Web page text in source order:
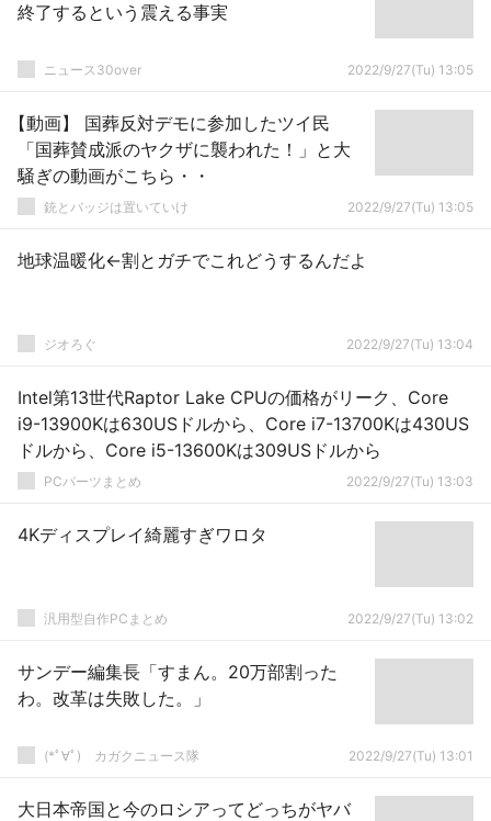
終了するという震える事実
ニュース30over 2022/9/27(Tu) 13:05
【動画】 国葬反対デモに参加したツイ民
「国葬賛成派のヤクザに襲われた！」と大
騒ぎの動画がこちら・・
銃とバッジは置いていけ 2022/9/27(Tu) 13:05
地球温暖化←割とガチでこれどうするんだよ
ジオろぐ 2022/9/27(Tu) 13:04
Intel第13世代Raptor Lake CPUの価格がリーク、Core
i9-13900Kは630USドルから、Core i7-13700Kは430US
ドルから、Core i5-13600Kは309USドルから
PCパーツまとめ 2022/9/27(Tu) 13:03
4Kディスプレイ綺麗すぎワロタ
汎用型自作PCまとめ 2022/9/27(Tu) 13:02
サンデー編集長「すまん。20万部割った
わ。改革は失敗した。」
(*ﾟ∀ﾟ)ゞカガクニュース隊 2022/9/27(Tu) 13:01
大日本帝国と今のロシアってどっちがヤバ